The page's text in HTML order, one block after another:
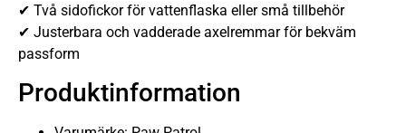
✔ Två sidofickor för vattenflaska eller små tillbehör
✔ Justerbara och vadderade axelremmar för bekväm
passform
Produktinformation